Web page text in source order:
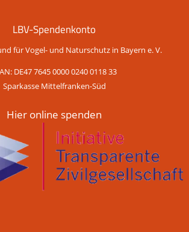
LBV-Spendenkonto
für Vogel- und Naturschutz in Bayern e. V.
DE47 7645 0000 0240 0118 33
Sparkasse Mittelfranken-Süd
Hier online spenden